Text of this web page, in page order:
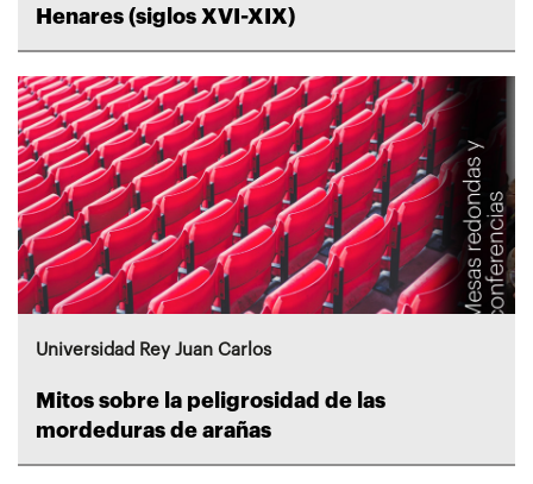
Henares (siglos XVI-XIX)
Universidad Rey Juan Carlos
Mitos sobre la peligrosidad de las
mordeduras de arañas